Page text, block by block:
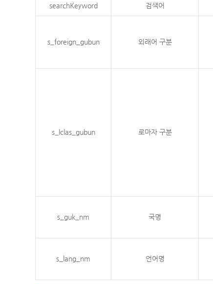
searchKeyword 검색어
s_foreign_gubun 외래어 구분
s_lclas_gubun 로마자 구분
s_guk_nm 국명
s_lang_nm 언어명